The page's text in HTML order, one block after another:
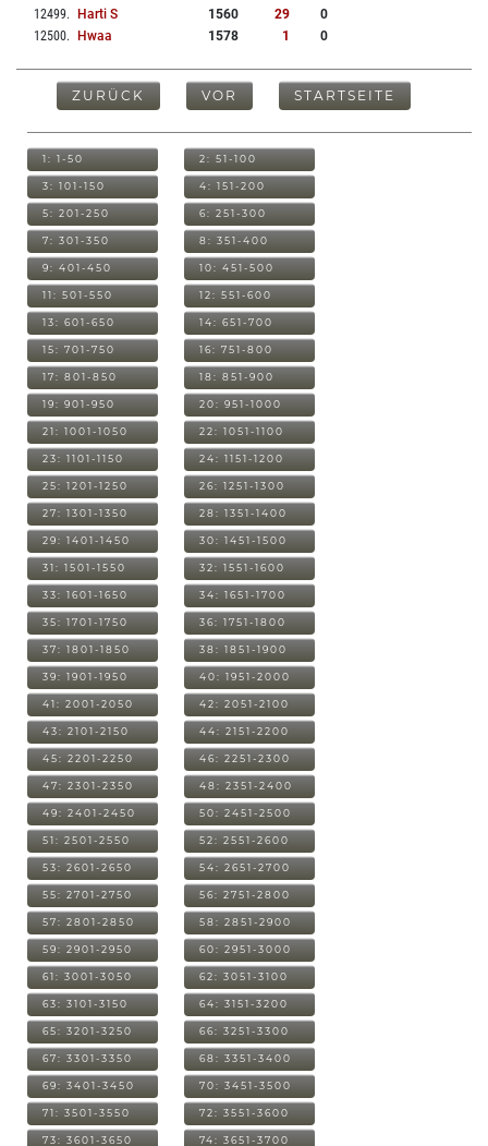
12499. Harti S 1560 29
0
12500. Hwaa 1578 1 0
ZURÜCK VOR STARTSEITE
1: 1-50 2: 51-100
3: 101-150 4: 151-200
5: 201-250 6: 251-300
7: 301-350 8: 351-400
9: 401-450 10: 451-500
11: 501-550 12: 551-600
13: 601-650 14: 651-700
15: 701-750 16: 751-800
17: 801-850 18: 851-900
19: 901-950 20: 951-1000
21: 1001-1050 22: 1051-1100
23: 1101-1150 24: 1151-1200
25: 1201-1250 26: 1251-1300
27: 1301-1350 28: 1351-1400
29: 1401-1450 30: 1451-1500
31: 1501-1550 32: 1551-1600
33: 1601-1650 34: 1651-1700
35: 1701-1750 36: 1751-1800
37: 1801-1850 38: 1851-1900
39: 1901-1950 40: 1951-2000
41: 2001-2050 42: 2051-2100
43: 2101-2150 44: 2151-2200
45: 2201-2250 46: 2251-2300
47: 2301-2350 48: 2351-2400
49: 2401-2450 50: 2451-2500
51: 2501-2550 52: 2551-2600
53: 2601-2650 54: 2651-2700
55: 2701-2750 56: 2751-2800
57: 2801-2850 58: 2851-2900
59: 2901-2950 60: 2951-3000
61: 3001-3050 62: 3051-3100
63: 3101-3150 64: 3151-3200
65: 3201-3250 66: 3251-3300
67: 3301-3350 68: 3351-3400
69: 3401-3450 70: 3451-3500
71: 3501-3550 72: 3551-3600
73: 3601-3650 74: 3651-3700